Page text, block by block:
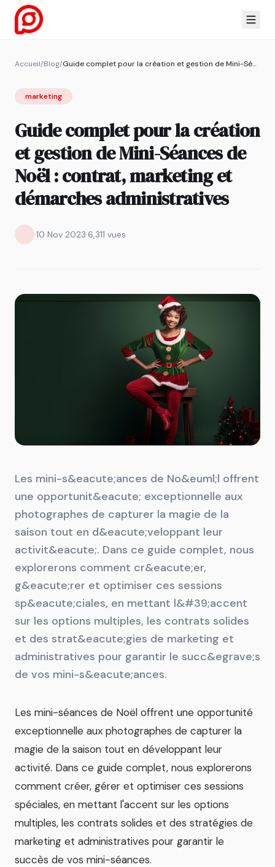
Accueil/Blog/ Guide complet pour la création et gestion de Mini-Séances de Noël : contrat, marketing et démarches administratives
marketing
Guide complet pour la création
et gestion de Mini-Séances de
Noël : contrat, marketing et
démarches administratives
·10 Nov 2023·6,311 vues
Les mini-s&eacute;ances de No&euml;l offrent
une opportunit&eacute; exceptionnelle aux
photographes de capturer la magie de la
saison tout en d&eacute;veloppant leur
activit&eacute;. Dans ce guide complet, nous
explorerons comment cr&eacute;er,
g&eacute;rer et optimiser ces sessions
sp&eacute;ciales, en mettant l&#39;accent
sur les options multiples, les contrats solides
et des strat&eacute;gies de marketing et
administratives pour garantir le succ&egrave;s
de vos mini-s&eacute;ances.
Les mini-séances de Noël offrent une opportunité
exceptionnelle aux photographes de capturer la
magie de la saison tout en développant leur
activité. Dans ce guide complet, nous explorerons
comment créer, gérer et optimiser ces sessions
spéciales, en mettant l'accent sur les options
multiples, les contrats solides et des stratégies de
marketing et administratives pour garantir le
succès de vos mini-séances.